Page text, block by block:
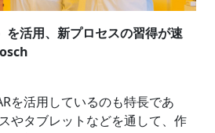
活用、新プロセスの習得が速
を活用しているのも特長であ
やタブレットなどを通して、作